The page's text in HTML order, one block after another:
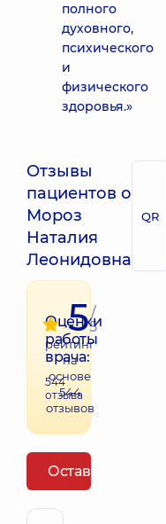
полного
духовного,
психического
и
физического
здоровья.»
Отзывы
пациентов о
Мороз
Наталия
Леонидовна
QR
Оценки
работы
врача:
544
отзыва
5/
5
рейтинг
на
основе
544
отзывов
Оставить отзыв